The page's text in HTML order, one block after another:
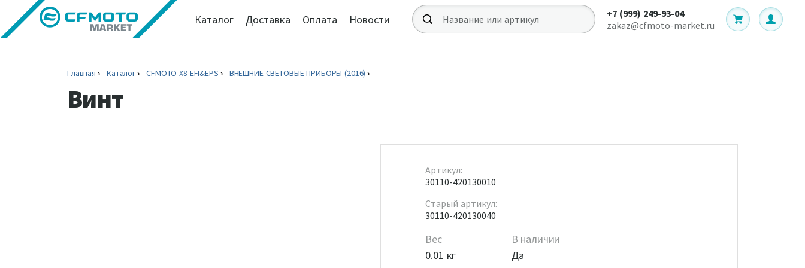
Каталог Доставка Оплата Новости
+7 (999) 249-93-04
zakaz@cfmoto-market.ru
Главная Каталог CFMOTO X8 EFI&EPS ВНЕШНИЕ СВЕТОВЫЕ ПРИБОРЫ (2016)
Винт
Артикул:
30110-420130010
Старый артикул:
30110-420130040
Вес
0.01 кг
В наличии
Да